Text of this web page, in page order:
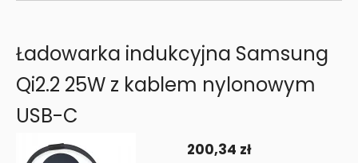
Ładowarka indukcyjna Samsung
Qi2.2 25W z kablem nylonowym
USB-C
200,34 zł